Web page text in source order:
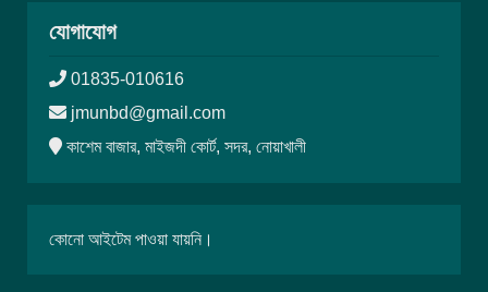
যোগাযোগ
01835-010616
jmunbd@gmail.com
কাশেম বাজার, মাইজদী কোর্ট, সদর, নোয়াখালী
কোনো আইটেম পাওয়া যায়নি।